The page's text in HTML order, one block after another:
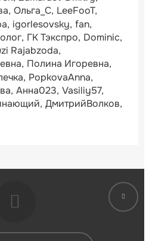
Ольга_С LeeFooT
igorlesovsky fan
ГК Тэкспро Dominic
Rajabzoda
Полина Игоревна
PopkovaAnna
Анна023 Vasiliy57
ДмитрийВолков